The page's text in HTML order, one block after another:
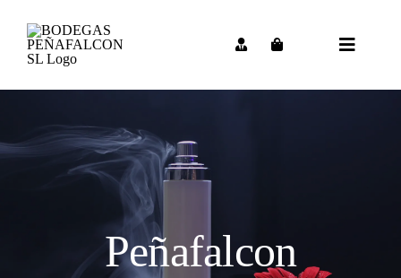
contenido
Toggle
Peñafalcon